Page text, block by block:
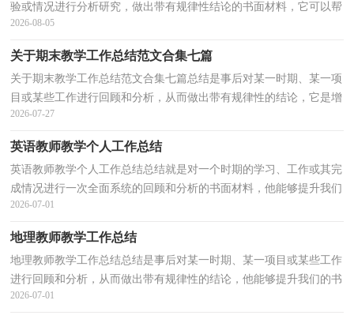
验或情况进行分析研究，做出带有规律性结论的书面材料，它可以帮
助我们总结以往思想，发扬成绩，让我们来为自己写一...
2026-08-05
关于期末教学工作总结范文合集七篇
关于期末教学工作总结范文合集七篇总结是事后对某一时期、某一项
目或某些工作进行回顾和分析，从而做出带有规律性的结论，它是增
长才干的一种好办法，不妨让我们认真地完成总结吧...
2026-07-27
英语教师教学个人工作总结
英语教师教学个人工作总结总结就是对一个时期的学习、工作或其完
成情况进行一次全面系统的回顾和分析的书面材料，他能够提升我们
的书面表达能力，不妨坐下来好好写写总结吧。你...
2026-07-01
地理教师教学工作总结
地理教师教学工作总结总结是事后对某一时期、某一项目或某些工作
进行回顾和分析，从而做出带有规律性的结论，他能够提升我们的书
面表达能力，我想我们需要写一份总结了吧。总结怎...
2026-07-01